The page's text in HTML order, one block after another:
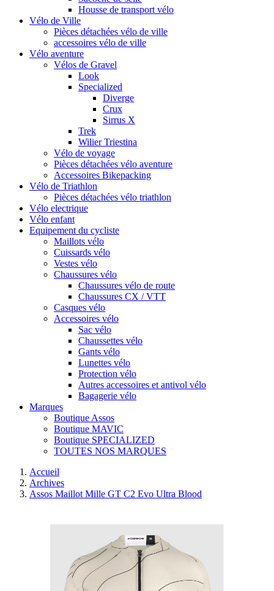
Housse de transport vélo
Vélo de Ville
Pièces détachées vélo de ville
accessoires vélo de ville
Vélo aventure
Vélos de Gravel
Look
Specialized
Diverge
Crux
Sirrus X
Trek
Wilier Triestina
Vélo de voyage
Pièces détachées vélo aventure
Accessoires Bikepacking
Vélo de Triathlon
Pièces détachées vélo triathlon
Vélo electrique
Vélo enfant
Equipement du cycliste
Maillots vélo
Cuissards vélo
Vestes vélo
Chaussures vélo
Chaussures vélo de route
Chaussures CX / VTT
Casques vélo
Accessoires vélo
Sac vélo
Chaussettes vélo
Gants vélo
Lunettes vélo
Protection vélo
Autres accessoires et antivol vélo
Bagagerie vélo
Marques
Boutique Assos
Boutique MAVIC
Boutique SPECIALIZED
TOUTES NOS MARQUES
Accueil
Archives
Assos Maillot Mille GT C2 Evo Ultra Blood